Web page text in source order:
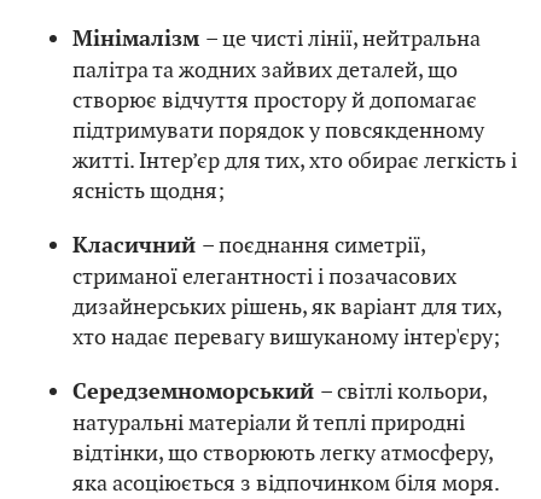
Мінімалізм – це чисті лінії, нейтральна
палітра та жодних зайвих деталей, що
створює відчуття простору й допомагає
підтримувати порядок у повсякденному
житті. Інтер’єр для тих, хто обирає легкість і
ясність щодня;
Класичний – поєднання симетрії,
стриманої елегантності і позачасових
дизайнерських рішень, як варіант для тих,
хто надає перевагу вишуканому інтер'єру;
Середземноморський – світлі кольори,
натуральні матеріали й теплі природні
відтінки, що створюють легку атмосферу,
яка асоціюється з відпочинком біля моря.